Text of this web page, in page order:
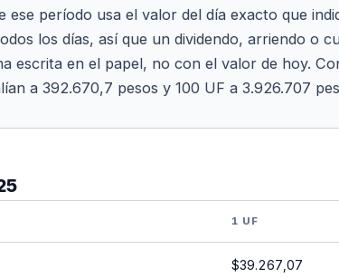
ese período usa el valor del día exacto que
los días, así que un dividendo, arriendo o
escrita en el papel, no con el valor de hoy.
a 392.670,7 pesos y 100 UF a 3.926.707
1 UF
$39.267,07